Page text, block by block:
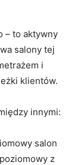
– to aktywny
salony tej
i
klientów.
innymi:
salon
z